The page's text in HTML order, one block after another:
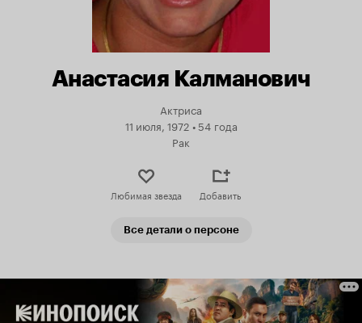
Анастасия Калманович
Актриса
11 июля, 1972 •54 года
Рак
Любимая звезда Добавить
Все детали о персоне